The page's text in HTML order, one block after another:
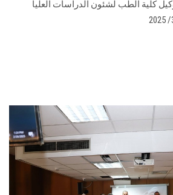
كلية الطب لشئون الدراسات العليا